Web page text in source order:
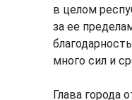
в целом
за ее
много сил и
Глава города